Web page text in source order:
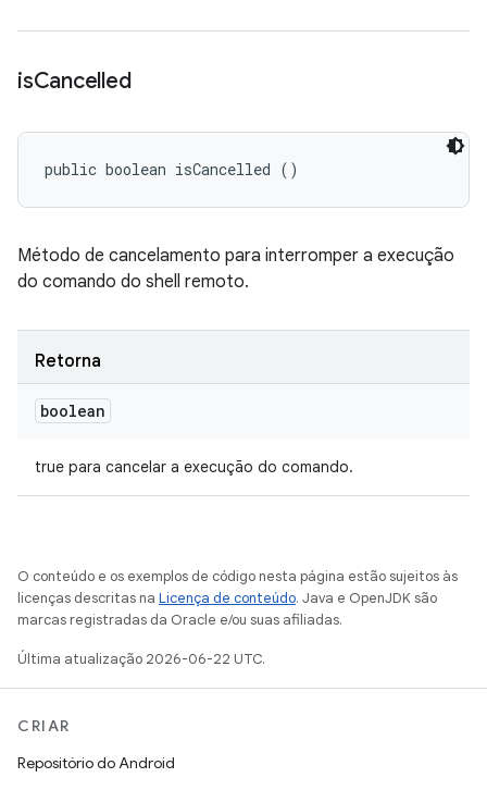
isCancelled
public boolean isCancelled ()
Método de cancelamento para interromper a execução
do comando do shell remoto.
Retorna
boolean
true para cancelar a execução do comando.
O conteúdo e os exemplos de código nesta página estão sujeitos às
licenças descritas na Licença de conteúdo. Java e OpenJDK são
marcas registradas da Oracle e/ou suas afiliadas.
Última atualização 2026-06-22 UTC.
CRIAR
Repositório do Android